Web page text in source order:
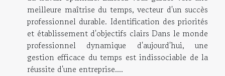
meilleure maîtrise du temps, vecteur d'un succès
professionnel durable. Identification des priorités
et établissement d'objectifs clairs Dans le monde
professionnel dynamique d'aujourd'hui, une
gestion efficace du temps est indissociable de la
réussite d'une entreprise....